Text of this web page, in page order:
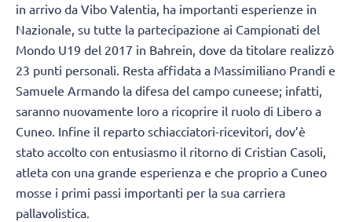
in arrivo da Vibo Valentia, ha importanti esperienze in
Nazionale, su tutte la partecipazione ai Campionati del
Mondo U19 del 2017 in Bahrein, dove da titolare realizzò
23 punti personali. Resta affidata a Massimiliano Prandi e
Samuele Armando la difesa del campo cuneese; infatti,
saranno nuovamente loro a ricoprire il ruolo di Libero a
Cuneo. Infine il reparto schiacciatori-ricevitori, dov’è
stato accolto con entusiasmo il ritorno di Cristian Casoli,
atleta con una grande esperienza e che proprio a Cuneo
mosse i primi passi importanti per la sua carriera
pallavolistica.